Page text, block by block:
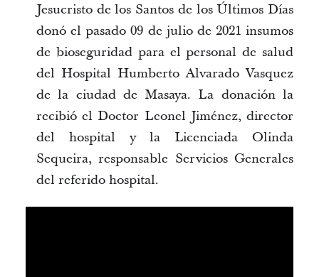
Jesucristo de los Santos de los Últimos Días
donó el pasado 09 de julio de 2021 insumos
de bioseguridad para el personal de salud
del Hospital Humberto Alvarado Vasquez
de la ciudad de Masaya. La donación la
recibió el Doctor Leonel Jiménez, director
del hospital y la Licenciada Olinda
Sequeira, responsable Servicios Generales
del referido hospital.